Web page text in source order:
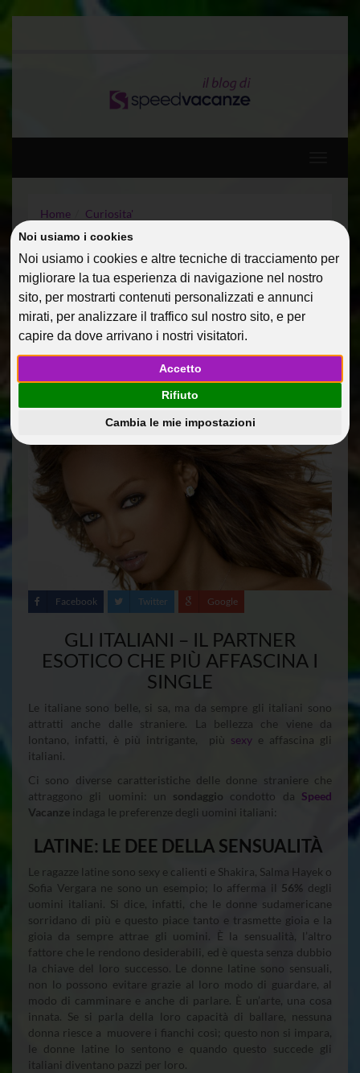
Noi usiamo i cookies
Noi usiamo i cookies e altre tecniche di tracciamento per
migliorare la tua esperienza di navigazione nel nostro
sito, per mostrarti contenuti personalizzati e annunci
mirati, per analizzare il traffico sul nostro sito, e per
capire da dove arrivano i nostri visitatori.
Accetto
Rifiuto
Cambia le mie impostazioni
Home
Curiosita'
Gli italiani single amano le straniere
GLI ITALIANI SINGLE
AMANO LE STRANIERE
08 Apr 2014 Curiosita' PialauraM
Facebook Twitter Google
GLI ITALIANI – IL PARTNER
ESOTICO CHE PIÙ AFFASCINA I
SINGLE
Le italiane sono belle, si sa, ma da sempre gli italiani sono
attratti anche dalle straniere. La bellezza che viene da
lontano, infatti, è più intrigante, più sexy e affascina gli
italiani.
Ci sono diverse caratteristiche delle donne straniere che
attraggono gli uomini: un sondaggio condotto da Speed
Vacanze indaga le preferenze degli uomini italiani:
LATINE: LE DEE DELLA SENSUALITÀ
Le ragazze latine sono sexy e calienti e Shakira, Salma Hayek o
Sofia Vergara ne sono un esempio; lo afferma il 56% degli
uomini italiani. Si dice, infatti, che le donne sudamericane
sorridano di più e questo piace tanto e trasmette gioia e la
gioia da sempre attrae gli uomini. È la sensualità, l’altro
fattore che le rendono desiderabili, ed è questa senza dubbio
la chiave del loro successo. Le donne latine sono sensuali,
non lo possono evitare grazie al loro modo di guardare, al
modo di camminare e anche di parlare. È un’arte, una cosa
innata. Se si parla della loro capacità di ballare, nessuna
donna riesce a muovere i fianchi così; questo non si impara,
le donne latine lo sentono e quando questo succede gli
italiani diventano pazzi per loro.